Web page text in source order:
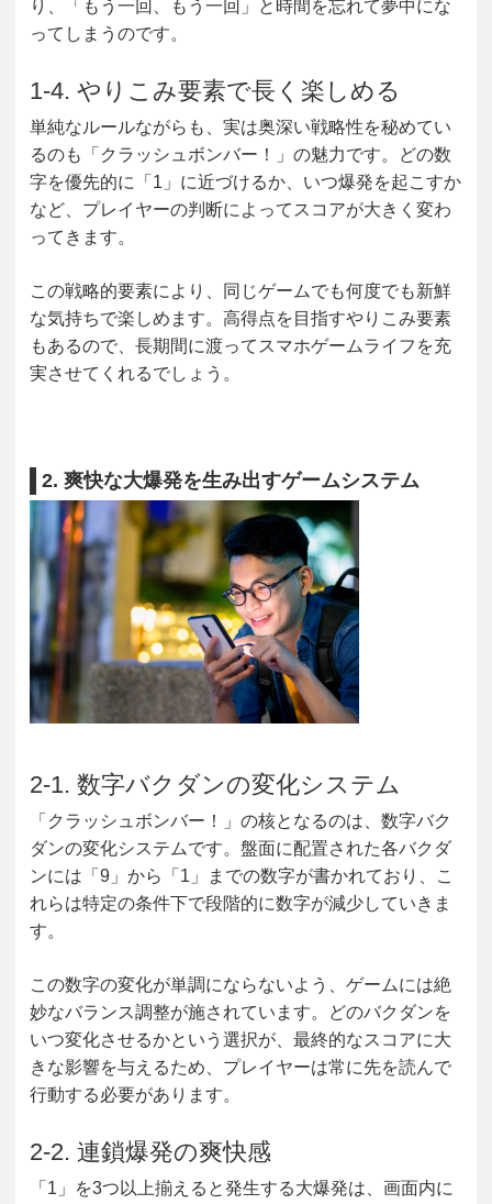
り、「もう一回、もう一回」と時間を忘れて夢中にな
ってしまうのです。
1-4. やりこみ要素で長く楽しめる
単純なルールながらも、実は奥深い戦略性を秘めてい
るのも「クラッシュボンバー！」の魅力です。どの数
字を優先的に「1」に近づけるか、いつ爆発を起こすか
など、プレイヤーの判断によってスコアが大きく変わ
ってきます。
この戦略的要素により、同じゲームでも何度でも新鮮
な気持ちで楽しめます。高得点を目指すやりこみ要素
もあるので、長期間に渡ってスマホゲームライフを充
実させてくれるでしょう。
2. 爽快な大爆発を生み出すゲームシステム
2-1. 数字バクダンの変化システム
「クラッシュボンバー！」の核となるのは、数字バク
ダンの変化システムです。盤面に配置された各バクダ
ンには「9」から「1」までの数字が書かれており、こ
れらは特定の条件下で段階的に数字が減少していきま
す。
この数字の変化が単調にならないよう、ゲームには絶
妙なバランス調整が施されています。どのバクダンを
いつ変化させるかという選択が、最終的なスコアに大
きな影響を与えるため、プレイヤーは常に先を読んで
行動する必要があります。
2-2. 連鎖爆発の爽快感
「1」を3つ以上揃えると発生する大爆発は、画面内に